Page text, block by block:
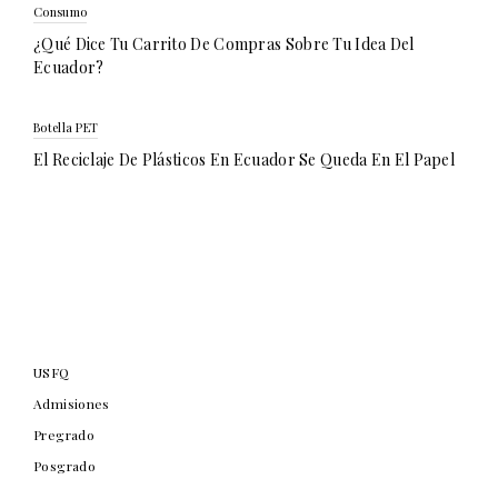
Consumo
¿Qué Dice Tu Carrito De Compras Sobre Tu Idea Del
Ecuador?
Botella PET
El Reciclaje De Plásticos En Ecuador Se Queda En El Papel
USFQ
Admisiones
Pregrado
Posgrado